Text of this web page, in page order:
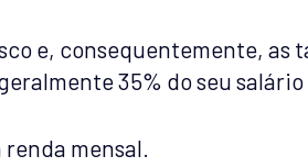
e, consequentemente, as
35% do seu
mensal.